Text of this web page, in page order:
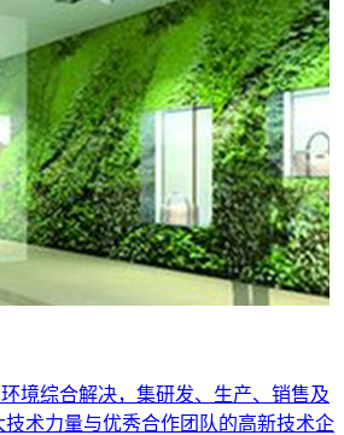
境综合解决，集研发、生产、销售及
术力量与优秀合作团队的高新技术企